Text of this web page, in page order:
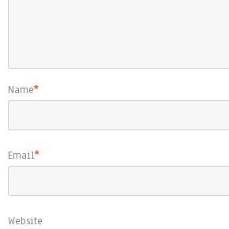
Name*
Email*
Website